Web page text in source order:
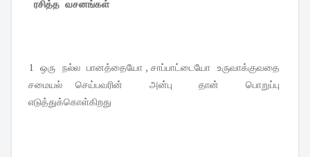
ரசித்த வசனங்கள்
1 ஒரு நல்ல பானத்தையோ , சாப்பாட்டையோ உருவாக்குவதை
சமையல் செய்பவரின் அன்பு தான் பொறுப்பு
எடுத்துக்கொள்கிறது